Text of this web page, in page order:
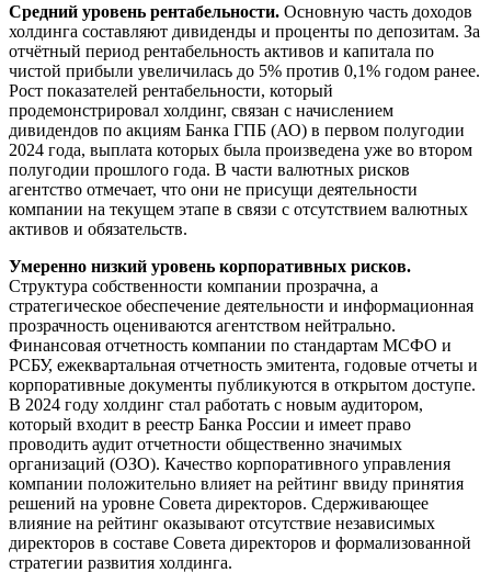
Средний уровень рентабельности. Основную часть доходов
холдинга составляют дивиденды и проценты по депозитам. За
отчётный период рентабельность активов и капитала по
чистой прибыли увеличилась до 5% против 0,1% годом ранее.
Рост показателей рентабельности, который
продемонстрировал холдинг, связан с начислением
дивидендов по акциям Банка ГПБ (АО) в первом полугодии
2024 года, выплата которых была произведена уже во втором
полугодии прошлого года. В части валютных рисков
агентство отмечает, что они не присущи деятельности
компании на текущем этапе в связи с отсутствием валютных
активов и обязательств.
Умеренно низкий уровень корпоративных рисков.
Структура собственности компании прозрачна, а
стратегическое обеспечение деятельности и информационная
прозрачность оцениваются агентством нейтрально.
Финансовая отчетность компании по стандартам МСФО и
РСБУ, ежеквартальная отчетность эмитента, годовые отчеты и
корпоративные документы публикуются в открытом доступе.
В 2024 году холдинг стал работать с новым аудитором,
который входит в реестр Банка России и имеет право
проводить аудит отчетности общественно значимых
организаций (ОЗО). Качество корпоративного управления
компании положительно влияет на рейтинг ввиду принятия
решений на уровне Совета директоров. Сдерживающее
влияние на рейтинг оказывают отсутствие независимых
директоров в составе Совета директоров и формализованной
стратегии развития холдинга.